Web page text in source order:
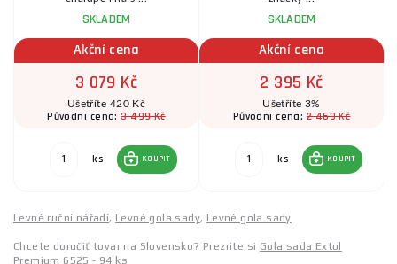
SKLADEM
Akční cena
3 079 Kč
Ušetříte 420 Kč
Původní cena:3 499 Kč
ks KOUPIT
SKLADEM
Akční cena
2 395 Kč
Ušetříte 3%
Původní cena:2 469 Kč
ks KOUPIT
Levné ruční nářadí, Levné gola sady, Levné gola sady
Chcete doručiť tovar na Slovensko? Prezrite si Gola sada Extol
Premium 6525 - 94 ks